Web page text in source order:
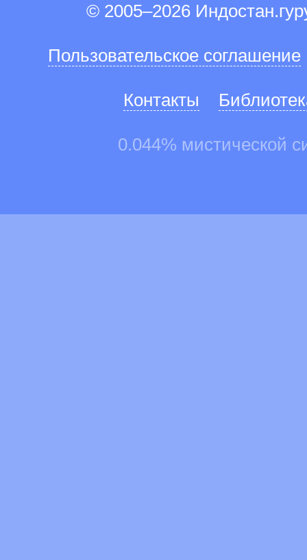
© 2005–2026
Пользовательское соглашение
Контакты
0.044% мистической